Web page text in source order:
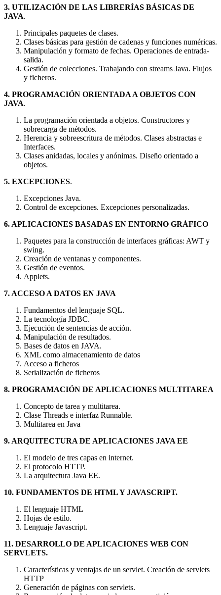
3. UTILIZACIÓN DE LAS LIBRERÍAS BÁSICAS DE
JAVA.
Principales paquetes de clases.
Clases básicas para gestión de cadenas y funciones numéricas.
Manipulación y formato de fechas. Operaciones de entrada-
salida.
Gestión de colecciones. Trabajando con streams Java. Flujos
y ficheros.
4. PROGRAMACIÓN ORIENTADA A OBJETOS CON
JAVA.
La programación orientada a objetos. Constructores y
sobrecarga de métodos.
Herencia y sobreescritura de métodos. Clases abstractas e
Interfaces.
Clases anidadas, locales y anónimas. Diseño orientado a
objetos.
5. EXCEPCIONES.
Excepciones Java.
Control de excepciones. Excepciones personalizadas.
6. APLICACIONES BASADAS EN ENTORNO GRÁFICO
Paquetes para la construcción de interfaces gráficas: AWT y
swing.
Creación de ventanas y componentes.
Gestión de eventos.
Applets.
7. ACCESO A DATOS EN JAVA
Fundamentos del lenguaje SQL.
La tecnología JDBC.
Ejecución de sentencias de acción.
Manipulación de resultados.
Bases de datos en JAVA.
XML como almacenamiento de datos
Acceso a ficheros
Serialización de ficheros
8. PROGRAMACIÓN DE APLICACIONES MULTITAREA
Concepto de tarea y multitarea.
Clase Threads e interfaz Runnable.
Multitarea en Java
9. ARQUITECTURA DE APLICACIONES JAVA EE
El modelo de tres capas en internet.
El protocolo HTTP.
La arquitectura Java EE.
10. FUNDAMENTOS DE HTML Y JAVASCRIPT.
El lenguaje HTML
Hojas de estilo.
Lenguaje Javascript.
11. DESARROLLO DE APLICACIONES WEB CON
SERVLETS.
Características y ventajas de un servlet. Creación de servlets
HTTP
Generación de páginas con servlets.